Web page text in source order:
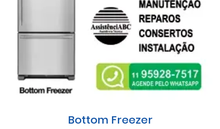
Bottom Freezer